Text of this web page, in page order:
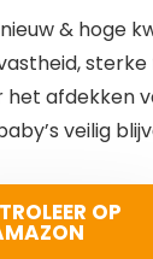
& hoge
het afdekken
veilig
OP